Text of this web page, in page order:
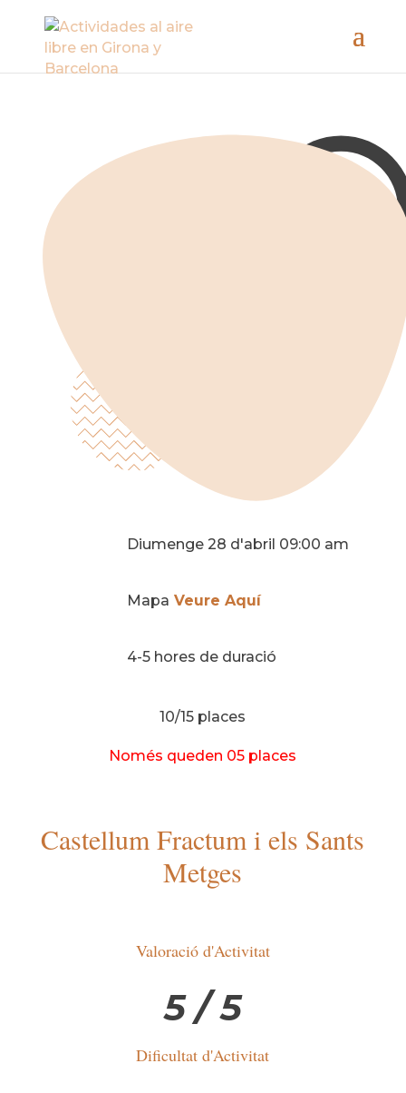
Diumenge 28 d'abril 09:00 am
Mapa Veure Aquí
4-5 hores de duració
10/15 places
Només queden 05 places
Castellum Fractum i els Sants
Metges
Valoració d'Activitat
5 / 5
Dificultat d'Activitat